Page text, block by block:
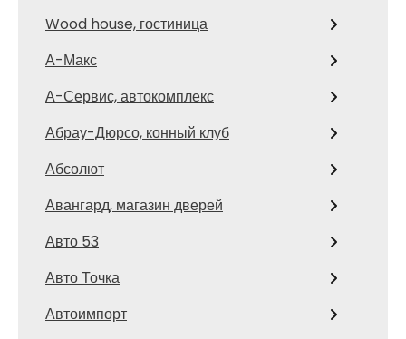
Wood house, гостиница
А-Макс
А-Сервис, автокомплекс
Абрау-Дюрсо, конный клуб
Абсолют
Авангард, магазин дверей
Авто 53
Авто Точка
Автоимпорт